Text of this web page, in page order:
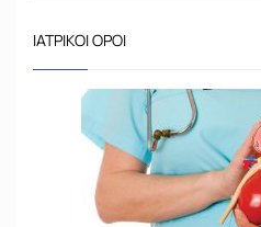
ΙΑΤΡΙΚΟΊ ΌΡΟΙ